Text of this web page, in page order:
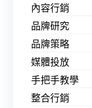
內容行銷
品牌研究
品牌策略
媒體投放
手把手教學
整合行銷